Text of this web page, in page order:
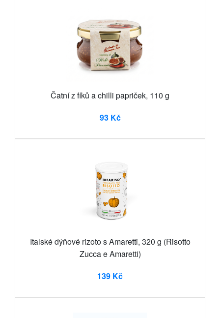
Čatní z fíků a chilli papriček, 110 g
93 Kč
Italské dýňové rizoto s Amaretti, 320 g (Risotto
Zucca e Amaretti)
139 Kč